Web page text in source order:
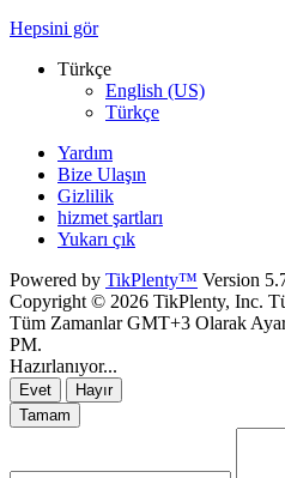
Hepsini gör
Türkçe
English (US)
Türkçe
Yardım
Bize Ulaşın
Gizlilik
hizmet şartları
Yukarı çık
Powered by TikPlenty™ Version
Copyright © 2026 TikPlenty, Inc.
Tüm Zamanlar GMT+3 Olarak
PM.
Hazırlanıyor...
Evet
Hayır
Tamam